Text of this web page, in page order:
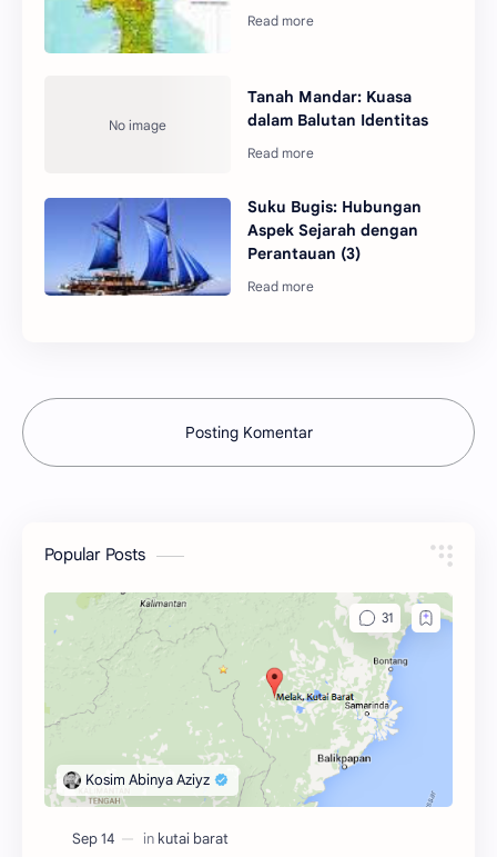
Tanah Mandar: Kuasa
dalam Balutan Identitas
Suku Bugis: Hubungan
Aspek Sejarah dengan
Perantauan (3)
Posting Komentar
Popular Posts